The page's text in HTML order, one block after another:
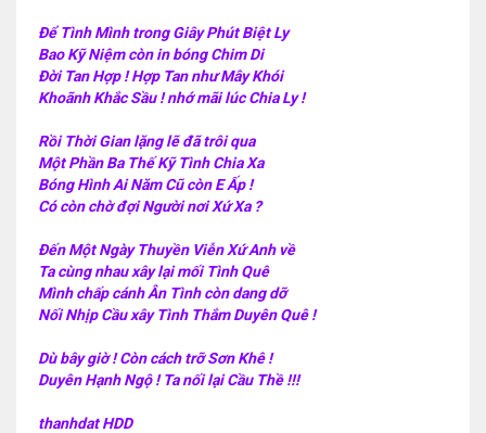
Để Tình Mình trong Giây Phút Biệt Ly
Bao Kỹ Niệm còn in bóng Chim Di
Đời Tan Hợp ! Hợp Tan như Mây Khói
Khoãnh Khắc Sầu ! nhớ mãi lúc Chia Ly !
Rồi Thời Gian lặng lẽ đã trôi qua
Một Phần Ba Thế Kỹ Tình Chia Xa
Bóng Hình Ai Năm Cũ còn E Ấp !
Có còn chờ đợi Người nơi Xứ Xa ?
Đến Một Ngày Thuyền Viễn Xứ Anh về
Ta cùng nhau xây lại mối Tình Quê
Mình chấp cánh Ân Tình còn dang dỡ
Nối Nhịp Cầu xây Tình Thắm Duyên Quê !
Dù bây giờ ! Còn cách trỡ Sơn Khê !
Duyên Hạnh Ngộ ! Ta nối lại Cầu Thề !!!
thanhdat HDD